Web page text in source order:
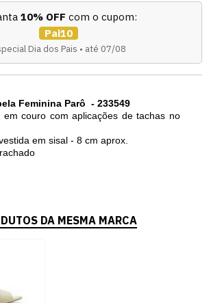
10% OFF com o cupom:
Pai10
Dia dos Pais • até 07/08
Feminina Parô - 233549
em couro com aplicações de tachas no
em sisal - 8 cm aprox.
DA MESMA MARCA